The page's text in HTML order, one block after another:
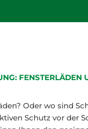
FENSTERLÄDEN
Oder wo sind
Schutz vor der